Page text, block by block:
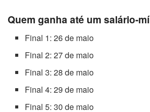
Quem ganha até um salário-
Final 1: 26 de maio
Final 2: 27 de maio
Final 3: 28 de maio
Final 4: 29 de maio
Final 5: 30 de maio